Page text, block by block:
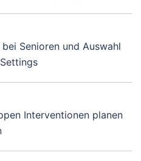
Senioren und Auswahl
Interventionen planen